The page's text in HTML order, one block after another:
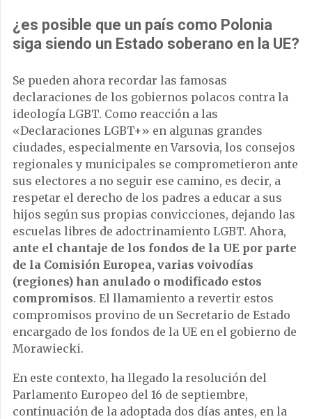
¿es posible que un país como Polonia
siga siendo un Estado soberano en la UE?
Se pueden ahora recordar las famosas
declaraciones de los gobiernos polacos contra la
ideología LGBT. Como reacción a las
«Declaraciones LGBT+» en algunas grandes
ciudades, especialmente en Varsovia, los consejos
regionales y municipales se comprometieron ante
sus electores a no seguir ese camino, es decir, a
respetar el derecho de los padres a educar a sus
hijos según sus propias convicciones, dejando las
escuelas libres de adoctrinamiento LGBT. Ahora,
ante el chantaje de los fondos de la UE por parte
de la Comisión Europea, varias voivodías
(regiones) han anulado o modificado estos
compromisos. El llamamiento a revertir estos
compromisos provino de un Secretario de Estado
encargado de los fondos de la UE en el gobierno de
Morawiecki.
En este contexto, ha llegado la resolución del
Parlamento Europeo del 16 de septiembre,
continuación de la adoptada dos días antes, en la